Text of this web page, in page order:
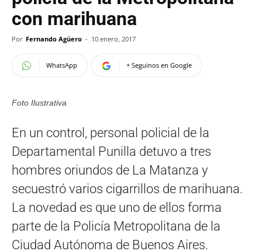
con marihuana
Por Fernando Agüero - 10 enero, 2017
WhatsApp + Seguinos en Google
Foto Ilustrativa
En un control, personal policial de la
Departamental Punilla detuvo a tres
hombres oriundos de La Matanza y
secuestró varios cigarrillos de marihuana.
La novedad es que uno de ellos forma
parte de la Policía Metropolitana de la
Ciudad Autónoma de Buenos Aires.